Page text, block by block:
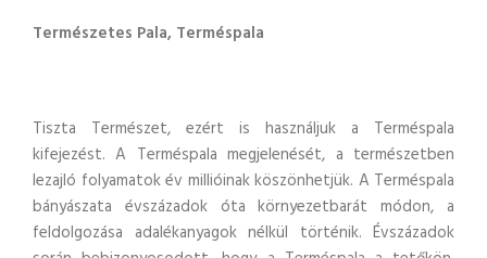
Természetes Pala, Terméspala
Tiszta Természet, ezért is használjuk a Terméspala
kifejezést. A Terméspala megjelenését, a természetben
lezajló folyamatok év millióinak köszönhetjük. A Terméspala
bányászata évszázadok óta környezetbarát módon, a
feldolgozása adalékanyagok nélkül történik. Évszázadok